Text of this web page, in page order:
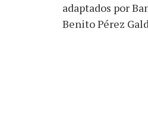
adaptados por
Benito Pérez